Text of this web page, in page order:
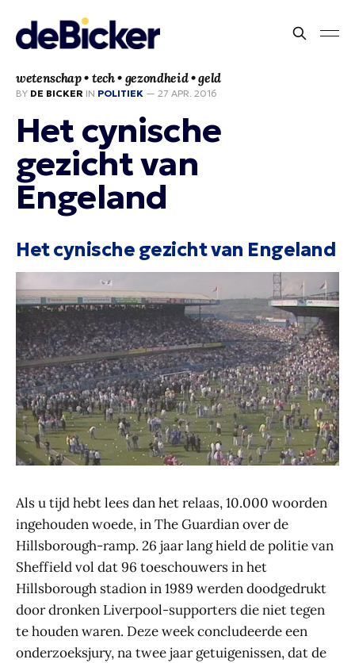
wetenschap • tech • gezondheid • geld
BY DE BICKER IN POLITIEK — 27 APR. 2016
Het cynische
gezicht van
Engeland
Het cynische gezicht van Engeland
Als u tijd hebt lees dan het relaas, 10.000 woorden
ingehouden woede, in The Guardian over de
Hillsborough-ramp. 26 jaar lang hield de politie van
Sheffield vol dat 96 toeschouwers in het
Hillsborough stadion in 1989 werden doodgedrukt
door dronken Liverpool-supporters die niet tegen
te houden waren. Deze week concludeerde een
onderzoeksjury, na twee jaar getuigenissen, dat de